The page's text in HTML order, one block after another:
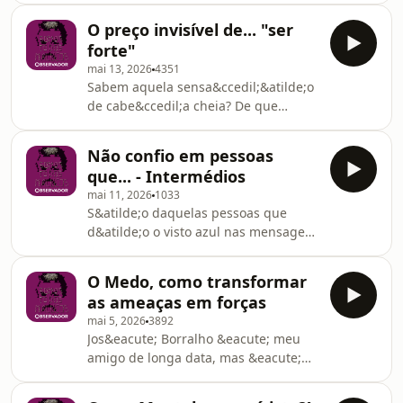
Foi assim que cheguei at&eacute;
&agrave; Isaura Martins.See
omnystudio.com/listener for privacy
in
emocional que s&oacute; percebemos
mais tarde onde v&ecirc;m!See
omnystudio.com/listener for privacy
information.
O preço invisível de... "ser
forte"
mai 13, 20264351
Sabem aquela sensa&ccedil;&atilde;o
de cabe&ccedil;a cheia? De que
quem d&ecirc; o nome de
exaust&atilde;o ou carga mental,
vamos esclarecer isto tudo.See
omnystudio.com/listener for privacy
information.
Não confio em pessoas
que... - Intermédios
mai 11, 2026 1033
S&atilde;o daquelas pessoas que
d&atilde;o o visto azul nas mensagens
omnystudio.com/listener for privacy
information.
O Medo, como transformar
as ameaças em forças
mai 5, 20263892
Jos&eacute; Borralho &eacute; meu
amigo de longa data, mas &eacute;